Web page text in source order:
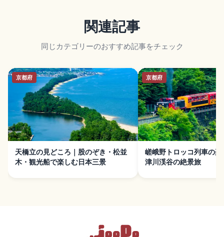
関連記事
同じカテゴリーのおすすめ記事をチェック
京都府
天橋立の見どころ｜股のぞき・松並
木・観光船で楽しむ日本三景
京都府
嵯峨野トロッコ列車の楽
津川渓谷の絶景旅